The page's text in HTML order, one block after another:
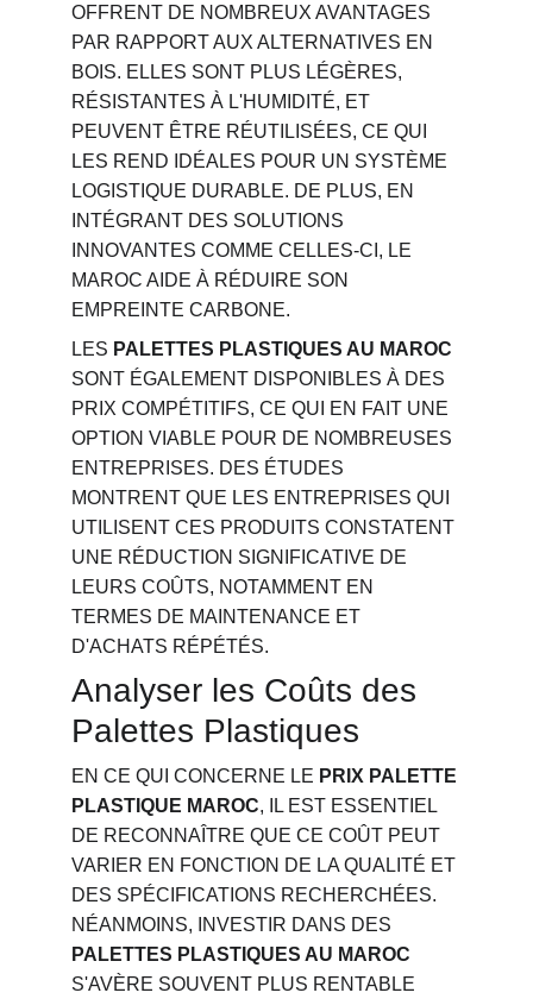
OFFRENT DE NOMBREUX AVANTAGES
PAR RAPPORT AUX ALTERNATIVES EN
BOIS. ELLES SONT PLUS LÉGÈRES,
RÉSISTANTES À L'HUMIDITÉ, ET
PEUVENT ÊTRE RÉUTILISÉES, CE QUI
LES REND IDÉALES POUR UN SYSTÈME
LOGISTIQUE DURABLE. DE PLUS, EN
INTÉGRANT DES SOLUTIONS
INNOVANTES COMME CELLES-CI, LE
MAROC AIDE À RÉDUIRE SON
EMPREINTE CARBONE.
LES PALETTES PLASTIQUES AU MAROC
SONT ÉGALEMENT DISPONIBLES À DES
PRIX COMPÉTITIFS, CE QUI EN FAIT UNE
OPTION VIABLE POUR DE NOMBREUSES
ENTREPRISES. DES ÉTUDES
MONTRENT QUE LES ENTREPRISES QUI
UTILISENT CES PRODUITS CONSTATENT
UNE RÉDUCTION SIGNIFICATIVE DE
LEURS COÛTS, NOTAMMENT EN
TERMES DE MAINTENANCE ET
D'ACHATS RÉPÉTÉS.
Analyser les Coûts des
Palettes Plastiques
EN CE QUI CONCERNE LE PRIX PALETTE
PLASTIQUE MAROC, IL EST ESSENTIEL
DE RECONNAÎTRE QUE CE COÛT PEUT
VARIER EN FONCTION DE LA QUALITÉ ET
DES SPÉCIFICATIONS RECHERCHÉES.
NÉANMOINS, INVESTIR DANS DES
PALETTES PLASTIQUES AU MAROC
S'AVÈRE SOUVENT PLUS RENTABLE